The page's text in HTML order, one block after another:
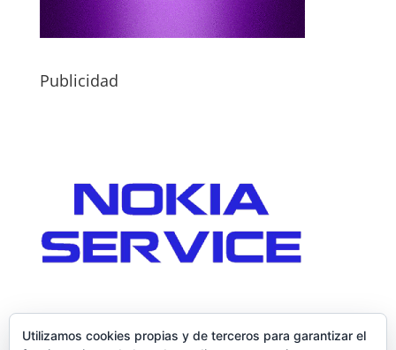
Publicidad
Utilizamos cookies propias y de terceros para garantizar el